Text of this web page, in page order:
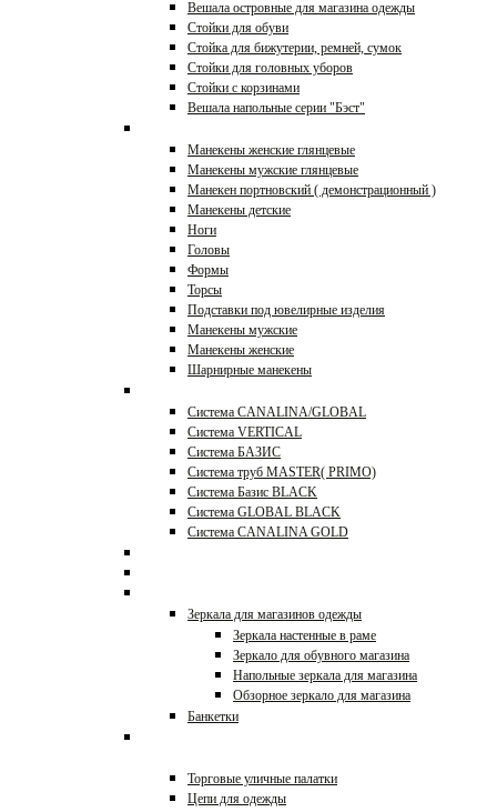
Вешала островные для магазина одежды
Стойки для обуви
Стойка для бижутерии, ремней, сумок
Стойки для головных уборов
Стойки с корзинами
Вешала напольные серии "Бэст"
Манекены женские глянцевые
Манекены мужские глянцевые
Манекен портновский ( демонстрационный )
Манекены детские
Ноги
Головы
Формы
Торсы
Подставки под ювелирные изделия
Манекены мужские
Манекены женские
Шарнирные манекены
Система CANALINA/GLOBAL
Система VERTICAL
Система БАЗИС
Система труб MASTER( PRIMO)
Система Базис BLACK
Система GLOBAL BLACK
Система CANALINA GOLD
Зеркала для магазинов одежды
Зеркала настенные в раме
Зеркало для обувного магазина
Напольные зеркала для магазина
Обзорное зеркало для магазина
Банкетки
Торговые уличные палатки
Цепи для одежды